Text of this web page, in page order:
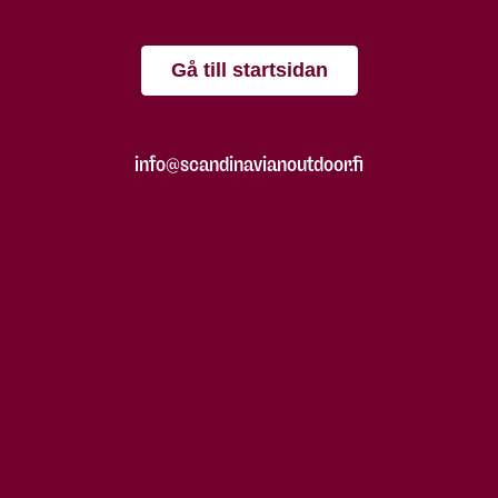
Gå till startsidan
info@scandinavianoutdoor.fi